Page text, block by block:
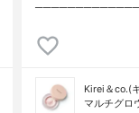
Kirei＆co.(
マルチグロ